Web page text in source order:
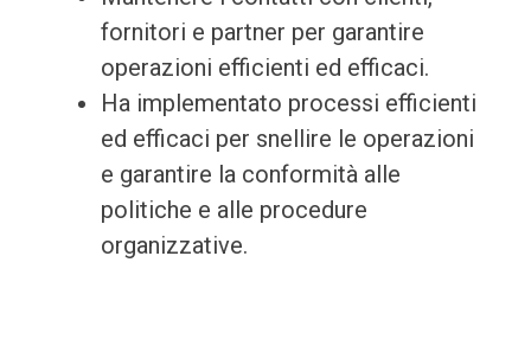
fornitori e partner per garantire
operazioni efficienti ed efficaci.
Ha implementato processi efficienti
ed efficaci per snellire le operazioni
e garantire la conformità alle
politiche e alle procedure
organizzative.